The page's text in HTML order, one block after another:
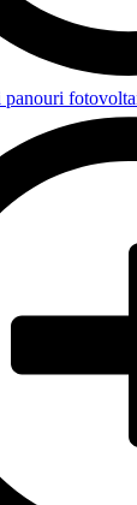
panouri